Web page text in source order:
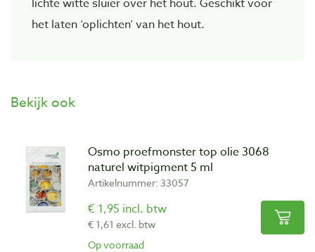
het laten ‘oplichten’ van het hout.
Bekijk ook
Osmo proefmonster top olie 3068
naturel witpigment 5 ml
Artikelnummer: 33057
€ 1,95 incl. btw
€ 1,61 excl. btw
Op voorraad